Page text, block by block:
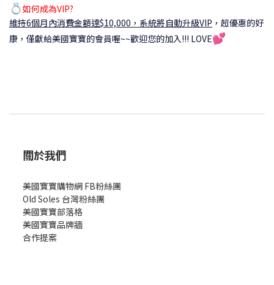
💍如何成為VIP?
維持6個月內消費金額達$10,000，系統將自動升級VIP ， 超優惠的好
康，僅獻給美國寶寶的會員喔~~歡迎您的加入!!! LOVE💕
關於我們
美國寶寶購物網 FB粉絲團
Old Soles 台灣粉絲團
美國寶寶部落格
美國寶寶品牌牆
合作提案